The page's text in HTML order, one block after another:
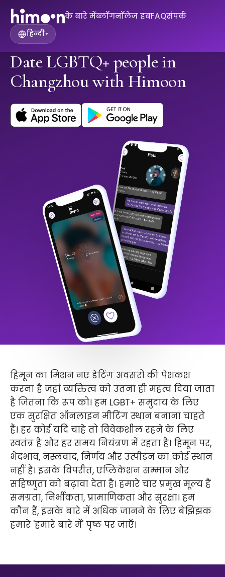
के बारे मेंब्लॉगनॉलेज हबFAQसंपर्क
हिन्दी▾
Date LGBTQ+ people in
Changzhou with Himoon
हिमून का मिशन नए डेटिंग अवसरों की पेशकश
करना है जहां व्यक्तित्व को उतना ही महत्व दिया जाता
है जितना कि रूप को। हम LGBT+ समुदाय के लिए
एक सुरक्षित ऑनलाइन मीटिंग स्थान बनाना चाहते
हैं। हर कोई यदि चाहे तो विवेकशील रहने के लिए
स्वतंत्र है और हर समय नियंत्रण में रहता है। हिमून पर,
भेदभाव, नस्लवाद, निर्णय और उत्पीड़न का कोई स्थान
नहीं है। इसके विपरीत, एप्लिकेशन सम्मान और
सहिष्णुता को बढ़ावा देता है। हमारे चार प्रमुख मूल्य हैं
समग्रता, निर्भीकता, प्रामाणिकता और सुरक्षा। हम
कौन हैं, इसके बारे में अधिक जानने के लिए बेझिझक
हमारे 'हमारे बारे में' पृष्ठ पर जाएँ।